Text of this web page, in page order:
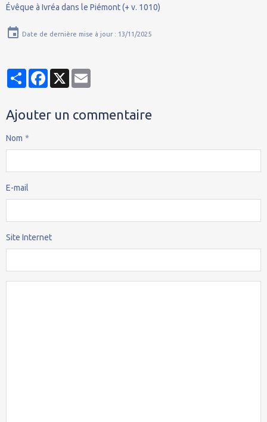
Évêque à Ivréa dans le Piémont (+ v. 1010)
Date de dernière mise à jour : 13/11/2025
PartagerFacebook
X
Ajouter un commentaire
Nom
E-mail
Site Internet